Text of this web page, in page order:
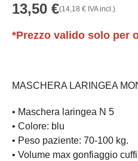
13,50 €(14,18 € IVA incl.)
*Prezzo valido solo per
MASCHERA LARINGEA
• Maschera laringea N 5
• Colore: blu
• Peso paziente: 70-100 kg.
• Volume max gonfiaggio